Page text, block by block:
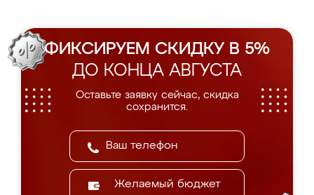
ФИКСИРУЕМ СКИДКУ В 5%
ДО КОНЦА АВГУСТА
Оставьте заявку сейчас, скидка
сохранится.
Желаемый бюджет